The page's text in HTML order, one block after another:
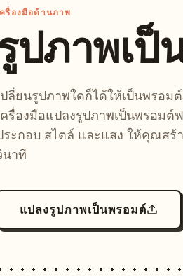
ครื่องมือด้านภาพ
ปภาพเป็
ปลี่ยนรูปภาพใดก็ได้ให้เป็นพรอม
ครื่องมือแปลงรูปภาพเป็นพรอมต์
ระกอบ สไตล์ และแสง ให้คุณสร้
นาที
แปลงรูปภาพเป็นพรอมต์